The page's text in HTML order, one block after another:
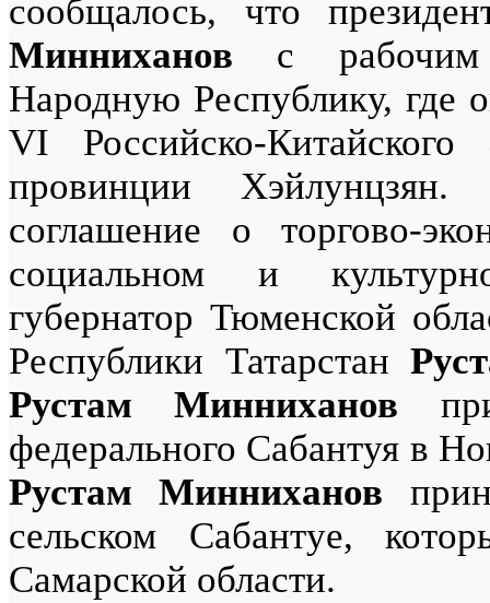
сообщалось, что
Минниханов с рабочим
Народную Республику, где
VI Российско-
провинции
соглашение о торгово-
социальном и
губернатор Тюменской
Республики Татарстан
Рустам Минниханов
федерального Сабантуя в
Рустам Минниханов
сельском Сабантуе,
Самарской области.